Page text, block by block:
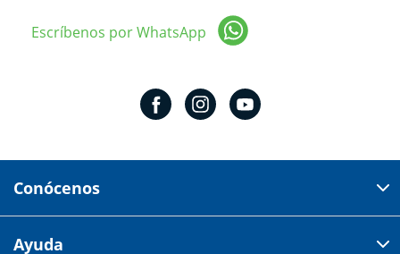
Escríbenos por WhatsApp
Conócenos
Av 18 de marzo # 309. Colonia la Nogalera.
Ayuda